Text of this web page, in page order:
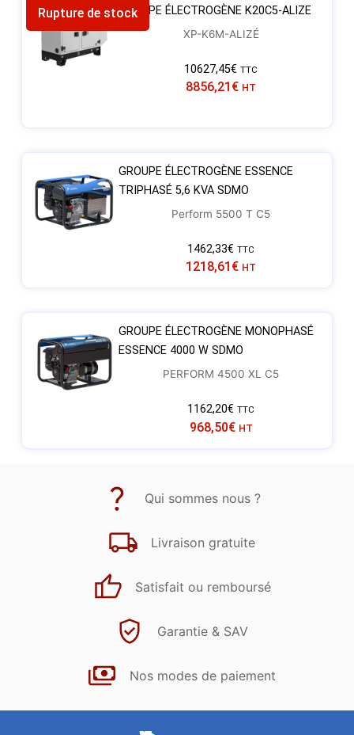
Rupture de stockGROUPE ÉLECTROGÈNE K20C5-ALIZE
XP-K6M-ALIZÉ
10627,45€ TTC
8856,21 € HT
GROUPE ÉLECTROGÈNE ESSENCE
TRIPHASÉ 5,6 KVA SDMO
Perform 5500 T C5
1462,33€ TTC
1218,61 € HT
GROUPE ÉLECTROGÈNE MONOPHASÉ
ESSENCE 4000 W SDMO
PERFORM 4500 XL C5
1162,20€ TTC
968,50€ HT
Qui sommes nous ?
Livraison gratuite
Satisfait ou remboursé
Garantie & SAV
Nos modes de paiement